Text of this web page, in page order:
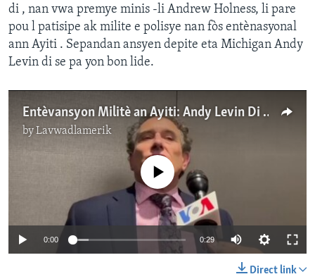
di , nan vwa premye minis -li Andrew Holness, li pare
pou l patisipe ak milite e polisye nan fòs entènasyonal
ann Ayiti . Sepandan ansyen depite eta Michigan Andy
Levin di se pa yon bon lide.
Entèvansyon Militè an Ayiti: Andy Levin Di Se pa Yon Bon Ide
byLavwadlamerik
No media source currently available
0:00 0:29
Direct link